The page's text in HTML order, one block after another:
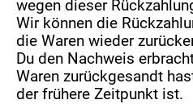
wegen dieser
Wir können die
die Waren wieder
Du den Nachweis
Waren zurückgesandt
der frühere Zeitpunkt ist.